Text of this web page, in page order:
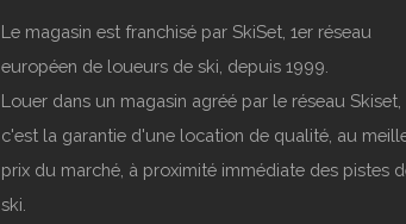
Le magasin est franchisé par SkiSet, 1er réseau
européen de loueurs de ski, depuis 1999.
Louer dans un magasin agréé par le réseau Skiset,
c'est la garantie d'une location de qualité, au
prix du marché, à proximité immédiate des pistes
ski.